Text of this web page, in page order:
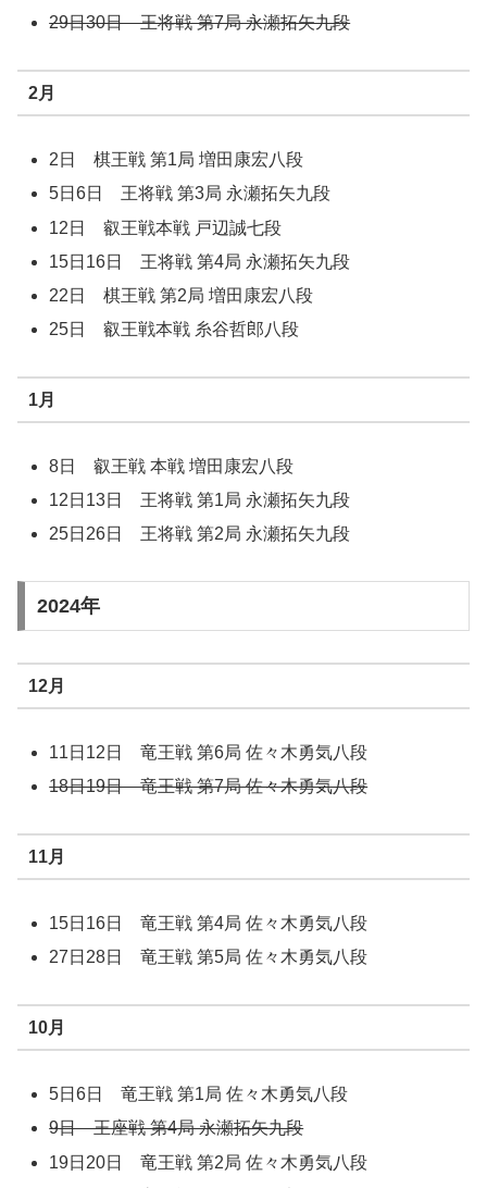
29日30日 王将戦 第7局 永瀬拓矢九段
2月
2日 棋王戦 第1局 増田康宏八段
5日6日 王将戦 第3局 永瀬拓矢九段
12日 叡王戦本戦 戸辺誠七段
15日16日 王将戦 第4局 永瀬拓矢九段
22日 棋王戦 第2局 増田康宏八段
25日 叡王戦本戦 糸谷哲郎八段
1月
8日 叡王戦 本戦 増田康宏八段
12日13日 王将戦 第1局 永瀬拓矢九段
25日26日 王将戦 第2局 永瀬拓矢九段
2024年
12月
11日12日 竜王戦 第6局 佐々木勇気八段
18日19日 竜王戦 第7局 佐々木勇気八段
11月
15日16日 竜王戦 第4局 佐々木勇気八段
27日28日 竜王戦 第5局 佐々木勇気八段
10月
5日6日 竜王戦 第1局 佐々木勇気八段
9日 王座戦 第4局 永瀬拓矢九段
19日20日 竜王戦 第2局 佐々木勇気八段